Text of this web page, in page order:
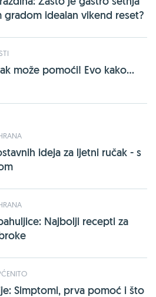
gradom idealan vikend reset?
može pomoći! Evo kako...
ideja za ljetni ručak - s
Najbolji recepti za
Simptomi, prva pomoć i što